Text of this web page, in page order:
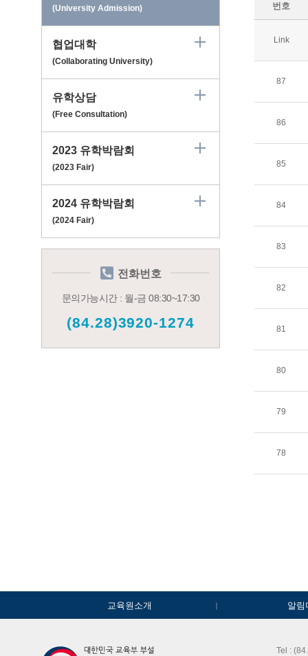
(University Admission)
협업대학
(Collaborating University)
유학상담
(Free Consultation)
2023 유학박람회
(2023 Fair)
2024 유학박람회
(2024 Fair)
전화번호
문의가능시간 : 월-금 08:30~17:30
(84.28)3920-1274
번호
Link
87
86
85
84
83
82
81
80
79
78
교육원소개 알림
Tel :